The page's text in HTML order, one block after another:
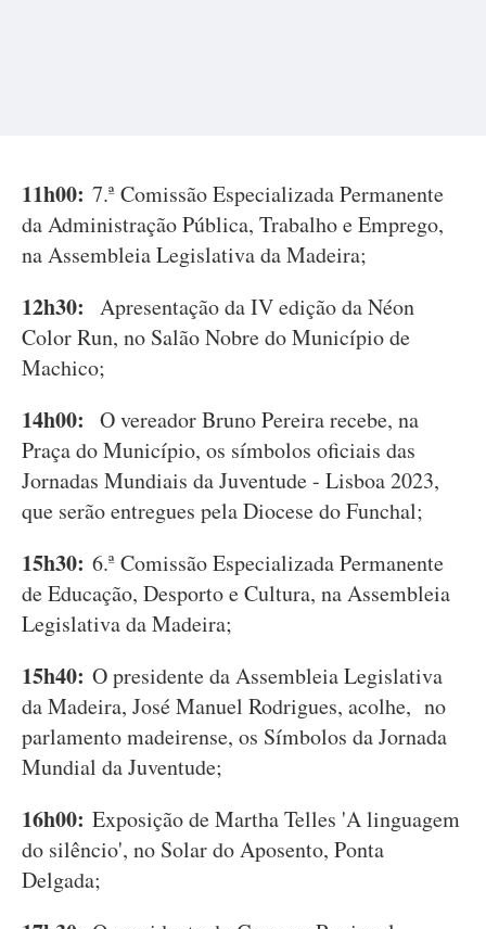
11h00: 7.ª Comissão Especializada Permanente
da Administração Pública, Trabalho e Emprego,
na Assembleia Legislativa da Madeira;
12h30: Apresentação da IV edição da Néon
Color Run, no Salão Nobre do Município de
Machico;
14h00: O vereador Bruno Pereira recebe, na
Praça do Município, os símbolos oficiais das
Jornadas Mundiais da Juventude - Lisboa 2023,
que serão entregues pela Diocese do Funchal;
15h30: 6.ª Comissão Especializada Permanente
de Educação, Desporto e Cultura, na Assembleia
Legislativa da Madeira;
15h40: O presidente da Assembleia Legislativa
da Madeira, José Manuel Rodrigues, acolhe, no
parlamento madeirense, os Símbolos da Jornada
Mundial da Juventude;
16h00: Exposição de Martha Telles 'A linguagem
do silêncio', no Solar do Aposento, Ponta
Delgada;